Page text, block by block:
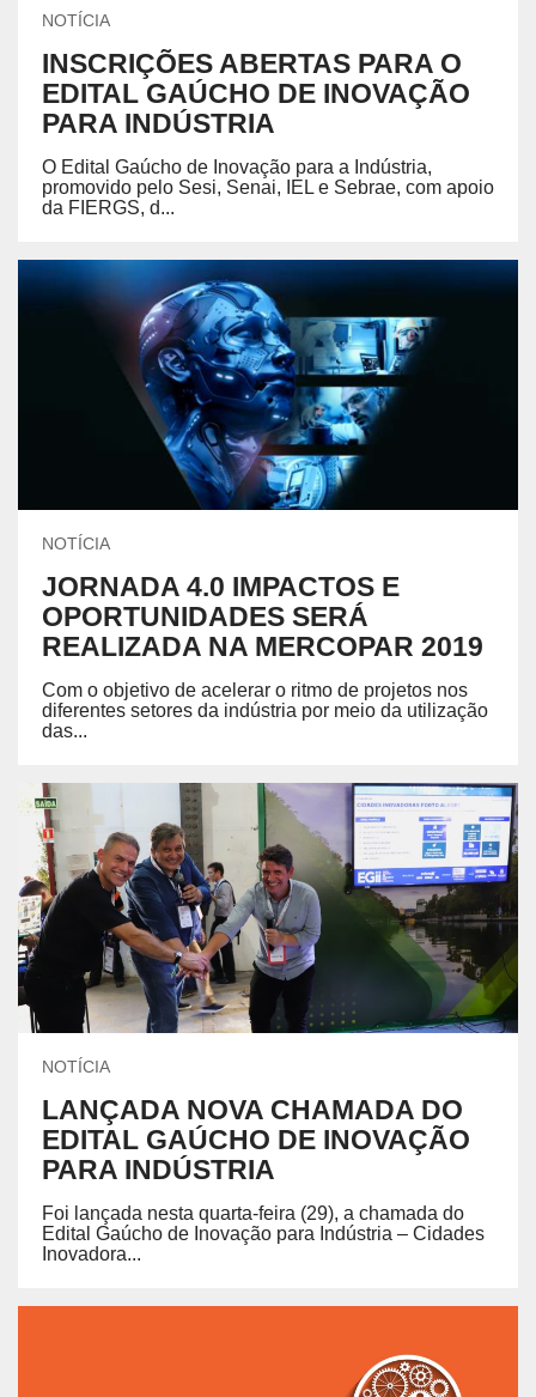
NOTÍCIA
INSCRIÇÕES ABERTAS PARA O
EDITAL GAÚCHO DE INOVAÇÃO
PARA INDÚSTRIA
O Edital Gaúcho de Inovação para a Indústria,
promovido pelo Sesi, Senai, IEL e Sebrae, com apoio
da FIERGS, d...
NOTÍCIA
JORNADA 4.0 IMPACTOS E
OPORTUNIDADES SERÁ
REALIZADA NA MERCOPAR 2019
Com o objetivo de acelerar o ritmo de projetos nos
diferentes setores da indústria por meio da utilização
das...
NOTÍCIA
LANÇADA NOVA CHAMADA DO
EDITAL GAÚCHO DE INOVAÇÃO
PARA INDÚSTRIA
Foi lançada nesta quarta-feira (29), a chamada do
Edital Gaúcho de Inovação para Indústria – Cidades
Inovadora...